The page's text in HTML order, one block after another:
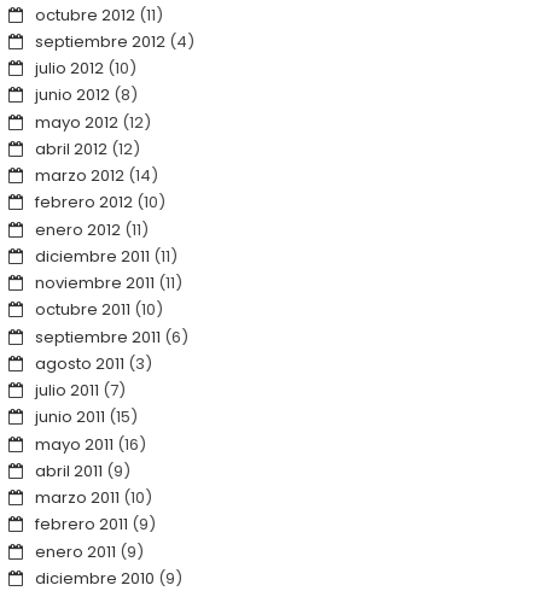
octubre 2012(11)
septiembre 2012(4)
julio 2012(10)
junio 2012(8)
mayo 2012(12)
abril 2012(12)
marzo 2012(14)
febrero 2012(10)
enero 2012(11)
diciembre 2011 (11)
noviembre 2011 (11)
octubre 2011 (10)
septiembre 2011 (6)
agosto 2011 (3)
julio 2011 (7)
junio 2011 (15)
mayo 2011 (16)
abril 2011 (9)
marzo 2011 (10)
febrero 2011 (9)
enero 2011 (9)
diciembre 2010 (9)